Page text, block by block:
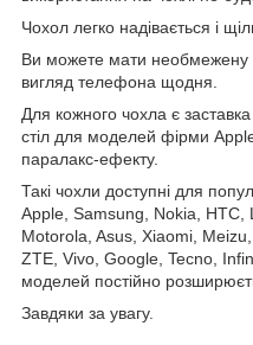
Чохол легко надівається і
Ви можете мати необмежену
вигляд телефона щодня.
Для кожного чохла є
стіл для моделей фірми
паралакс-ефекту.
Такі чохли доступні для
Apple, Samsung, Nokia, HTC,
Motorola, Asus, Xiaomi,
ZTE, Vivo, Google, Tecno,
моделей постійно
Завдяки за увагу.